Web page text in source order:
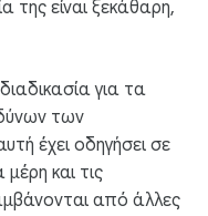
της είναι ξεκάθαρη,
για τα
των
έχει οδηγήσει σε
και τις
από άλλες